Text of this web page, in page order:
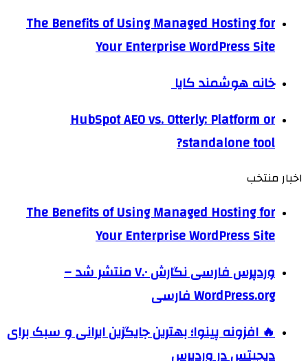
The Benefits of Using Managed Hosting for
Your Enterprise WordPress Site
خانه هوشمند کایا
HubSpot AEO vs. Otterly: Platform or
standalone tool?
اخبار منتخب
The Benefits of Using Managed Hosting for
Your Enterprise WordPress Site
وردپرس فارسی نگارش ۷.۰ منتشر شد –
WordPress.org فارسی
🔥 افزونه پینوا؛ بهترین جایگزین ایرانی و سبک برای
دیجیتس در وردپرس